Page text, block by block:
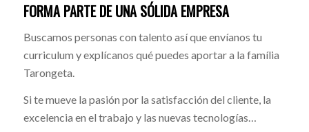
FORMA PARTE DE UNA SÓLIDA EMPRESA
Buscamos personas con talento así que envíanos tu
curriculum y explícanos qué puedes aportar a la família
Tarongeta.
Si te mueve la pasión por la satisfacción del cliente, la
excelencia en el trabajo y las nuevas tecnologías…